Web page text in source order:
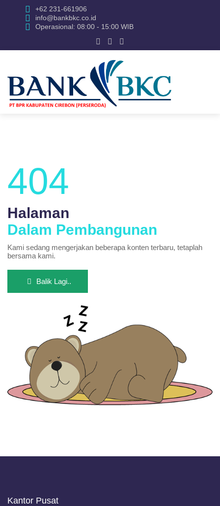
+62 231-661906
info@bankbkc.co.id
Operasional: 08:00 - 15:00 WIB
404
Halaman
Dalam Pembangunan
Kami sedang mengerjakan beberapa konten terbaru, tetaplah
bersama kami.
Balik Lagi..
Kantor Pusat